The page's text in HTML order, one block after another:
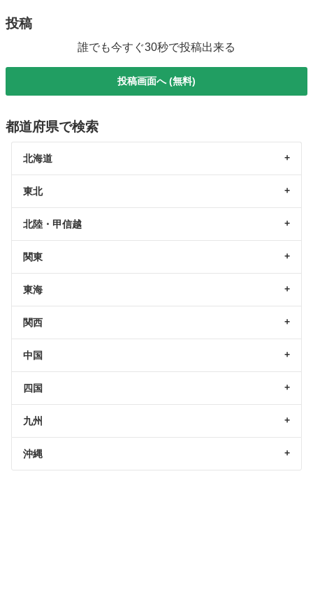
投稿
誰でも今すぐ30秒で投稿出来る
投稿画面へ (無料)
都道府県で検索
北海道
東北
北陸・甲信越
関東
東海
関西
中国
四国
九州
沖縄